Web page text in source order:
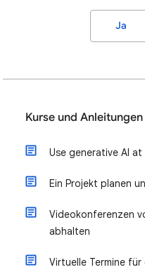
Ja
Kurse und Anleitungen
Use generative AI at
Ein Projekt planen
Videokonferenzen
abhalten
Virtuelle Termine